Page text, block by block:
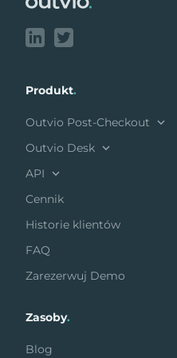
Produkt.
Outvio Post-Checkout
Outvio Desk
API
Cennik
Historie klientów
FAQ
Zarezerwuj Demo
Zasoby.
Blog